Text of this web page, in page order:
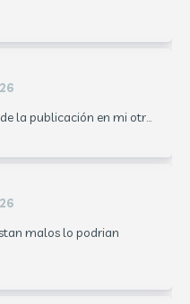
la publicación en mi otr...
malos lo podrian